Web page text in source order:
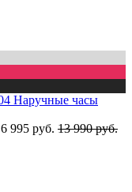
6 995 руб. 13 990 руб.